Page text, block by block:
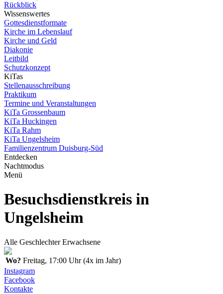
Rückblick
Wissenswertes
Gottesdienstformate
Kirche im Lebenslauf
Kirche und Geld
Diakonie
Leitbild
Schutzkonzept
KiTas
Stellenausschreibung
Praktikum
Termine und Veranstaltungen
KiTa Grossenbaum
KiTa Huckingen
KiTa Rahm
KiTa Ungelsheim
Familienzentrum Duisburg-Süd
Entdecken
Nachtmodus
Menü
Besuchsdienstkreis in
Ungelsheim
Alle Geschlechter Erwachsene
Wo? Freitag, 17:00 Uhr (4x im Jahr)
Instagram
Facebook
Kontakte